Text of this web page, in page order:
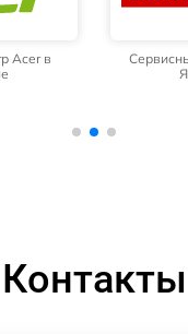
Acer в
Контакты